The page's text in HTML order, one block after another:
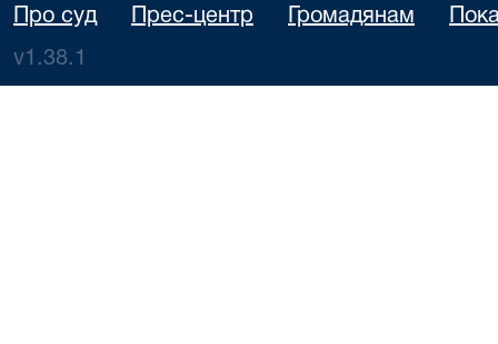
Про суд Прес-центр Громадянам
v1.38.1